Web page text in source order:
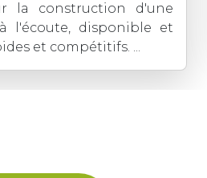
la construction d'une
l'écoute, disponible et
et compétitifs. ...